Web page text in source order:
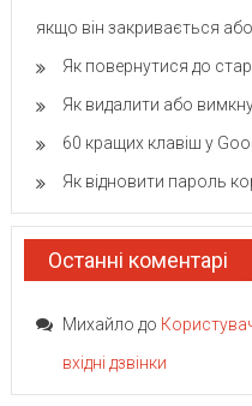
якщо він закривається
Як повернутися до
Як видалити або
60 кращих клавіш у
Як відновити пароль
Останні коментарі
Михайло до
вхідні дзвінки